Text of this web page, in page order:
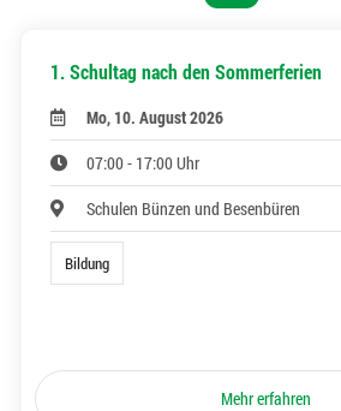
1. Schultag nach den Sommerferien
Mo, 10. August 2026
07:00 - 17:00 Uhr
Schulen Bünzen und Besenbüren
Bildung
Mehr erfahren